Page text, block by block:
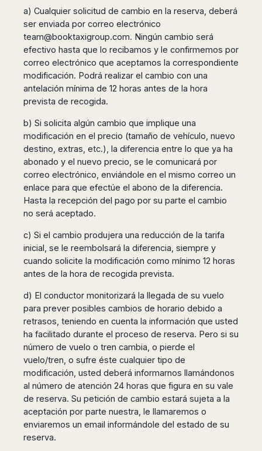
a) Cualquier solicitud de cambio en la reserva, deberá
ser enviada por correo electrónico
team@booktaxigroup.com. Ningún cambio será
efectivo hasta que lo recibamos y le confirmemos por
correo electrónico que aceptamos la correspondiente
modificación. Podrá realizar el cambio con una
antelación mínima de 12 horas antes de la hora
prevista de recogida.
b) Si solicita algún cambio que implique una
modificación en el precio (tamaño de vehículo, nuevo
destino, extras, etc.), la diferencia entre lo que ya ha
abonado y el nuevo precio, se le comunicará por
correo electrónico, enviándole en el mismo correo un
enlace para que efectúe el abono de la diferencia.
Hasta la recepción del pago por su parte el cambio
no será aceptado.
c) Si el cambio produjera una reducción de la tarifa
inicial, se le reembolsará la diferencia, siempre y
cuando solicite la modificación como mínimo 12 horas
antes de la hora de recogida prevista.
d) El conductor monitorizará la llegada de su vuelo
para prever posibles cambios de horario debido a
retrasos, teniendo en cuenta la información que usted
ha facilitado durante el proceso de reserva. Pero si su
número de vuelo o tren cambia, o pierde el
vuelo/tren, o sufre éste cualquier tipo de
modificación, usted deberá informarnos llamándonos
al número de atención 24 horas que figura en su vale
de reserva. Su petición de cambio estará sujeta a la
aceptación por parte nuestra, le llamaremos o
enviaremos un email informándole del estado de su
reserva.